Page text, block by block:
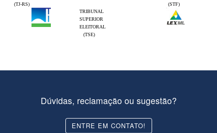
(TJ-RS)
(STF)
TRIBUNAL
SUPERIOR
ELEITORAL
(TSE)
Dúvidas, reclamação ou sugestão?
ENTRE EM CONTATO!